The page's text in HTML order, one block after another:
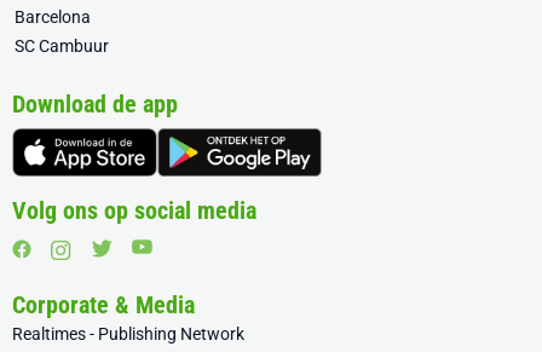
Barcelona
SC Cambuur
Download de app
Volg ons op social media
Corporate & Media
Realtimes - Publishing Network